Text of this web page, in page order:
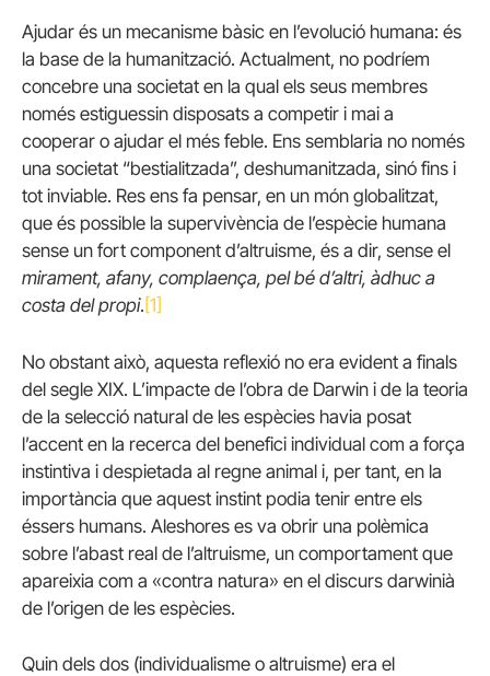
Ajudar és un mecanisme bàsic en l’evolució humana: és
la base de la humanització. Actualment, no podríem
concebre una societat en la qual els seus membres
només estiguessin disposats a competir i mai a
cooperar o ajudar el més feble. Ens semblaria no només
una societat “bestialitzada”, deshumanitzada, sinó fins i
tot inviable. Res ens fa pensar, en un món globalitzat,
que és possible la supervivència de l’espècie humana
sense un fort component d’altruisme, és a dir, sense el
mirament, afany, complaença, pel bé d’altri, àdhuc a
costa del propi. [1]
No obstant això, aquesta reflexió no era evident a finals
del segle XIX. L’impacte de l’obra de Darwin i de la teoria
de la selecció natural de les espècies havia posat
l’accent en la recerca del benefici individual com a força
instintiva i despietada al regne animal i, per tant, en la
importància que aquest instint podia tenir entre els
éssers humans. Aleshores es va obrir una polèmica
sobre l’abast real de l’altruisme, un comportament que
apareixia com a «contra natura» en el discurs darwinià
de l’origen de les espècies.
Quin dels dos (individualisme o altruisme) era el